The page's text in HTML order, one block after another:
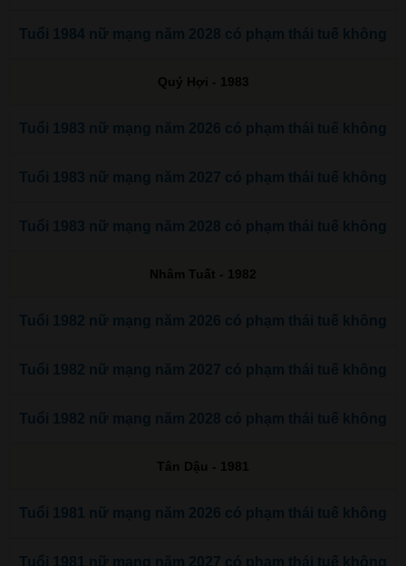
Tuổi 1984 nữ mạng năm 2028 có phạm thái tuế không
Quý Hợi - 1983
Tuổi 1983 nữ mạng năm 2026 có phạm thái tuế không
Tuổi 1983 nữ mạng năm 2027 có phạm thái tuế không
Tuổi 1983 nữ mạng năm 2028 có phạm thái tuế không
Nhâm Tuất - 1982
Tuổi 1982 nữ mạng năm 2026 có phạm thái tuế không
Tuổi 1982 nữ mạng năm 2027 có phạm thái tuế không
Tuổi 1982 nữ mạng năm 2028 có phạm thái tuế không
Tân Dậu - 1981
Tuổi 1981 nữ mạng năm 2026 có phạm thái tuế không
Tuổi 1981 nữ mạng năm 2027 có phạm thái tuế không